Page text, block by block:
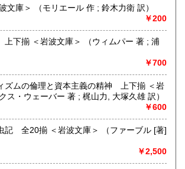
タルチュフ ＜岩波文庫＞ （モリエール 作 ; 鈴木力衛 訳）
￥200
波文庫＞ （ウィムパー 著 ; 浦
￥700
ズムの倫理と資本主義の精神 上下揃 ＜岩
（マックス・ウェーバー 著 ; 梶山力, 大塚久雄 訳）
￥600
揃 ＜岩波文庫＞ （ファーブル [著]
￥2,500